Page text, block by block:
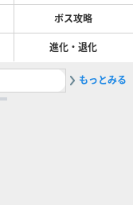
ボス攻略
進化・退化
2最強デ
もっとみる